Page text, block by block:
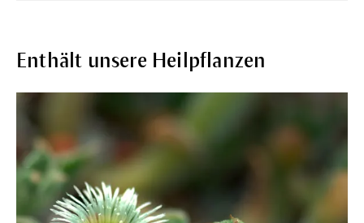
Enthält unsere Heilpflanzen